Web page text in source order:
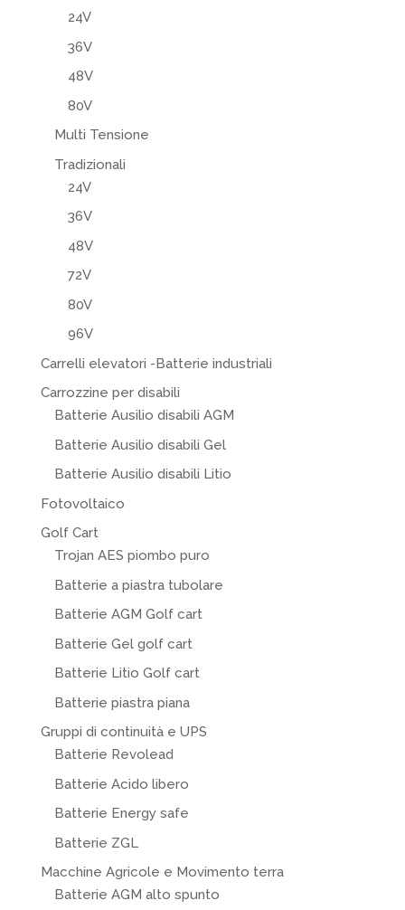
24V
36V
48V
80V
Multi Tensione
Tradizionali
24V
36V
48V
72V
80V
96V
Carrelli elevatori -Batterie industriali
Carrozzine per disabili
Batterie Ausilio disabili AGM
Batterie Ausilio disabili Gel
Batterie Ausilio disabili Litio
Fotovoltaico
Golf Cart
Trojan AES piombo puro
Batterie a piastra tubolare
Batterie AGM Golf cart
Batterie Gel golf cart
Batterie Litio Golf cart
Batterie piastra piana
Gruppi di continuità e UPS
Batterie Revolead
Batterie Acido libero
Batterie Energy safe
Batterie ZGL
Macchine Agricole e Movimento terra
Batterie AGM alto spunto